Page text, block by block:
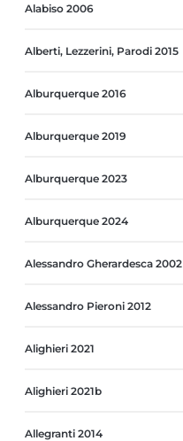
Alabiso 2006
Alberti, Lezzerini, Parodi 2015
Alburquerque 2016
Alburquerque 2019
Alburquerque 2023
Alburquerque 2024
Alessandro Gherardesca 2002
Alessandro Pieroni 2012
Alighieri 2021
Alighieri 2021b
Allegranti 2014